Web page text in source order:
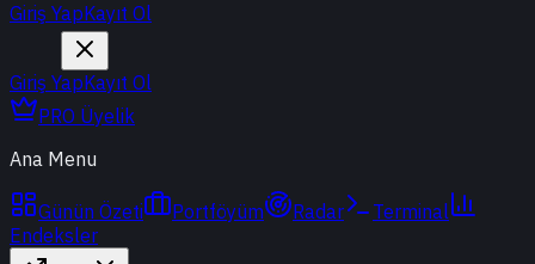
Giriş YapKayıt Ol
Giriş YapKayıt Ol
PRO Üyelik
Ana Menu
Günün Özeti Portföyüm Radar
Terminal
Endeksler